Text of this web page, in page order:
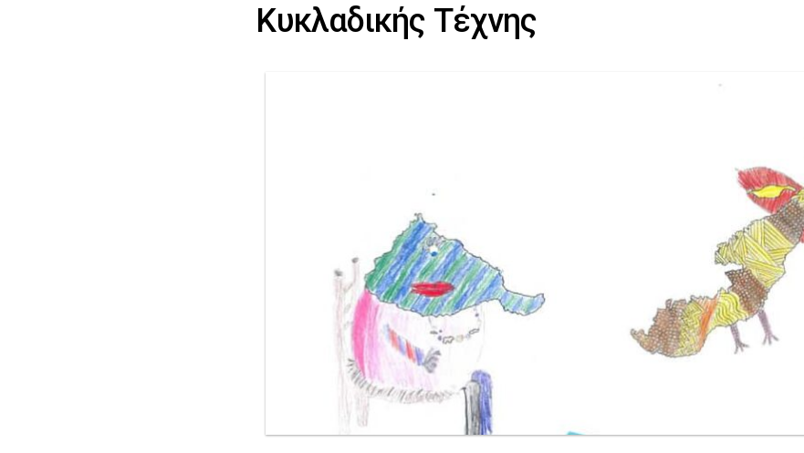
Κυκλαδικής Τέχνης